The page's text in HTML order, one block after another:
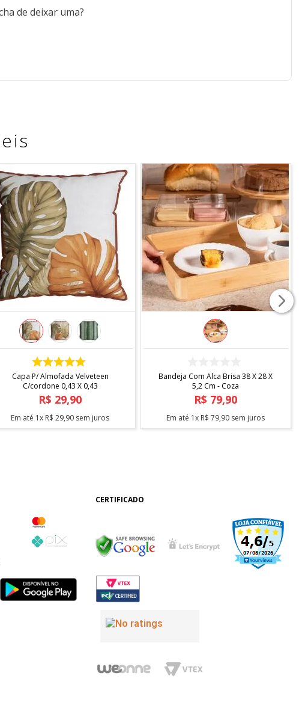
de deixar uma?
COMPRAR
Capa P/ Almofada Velveteen
C/cordone 0,43 X 0,43
R$ 29,90
Em até 1x R$ 29,90 sem juros
Bandeja Com Alca Brisa 38 X 28 X
5,2 Cm - Coza
R$ 79,90
Em até 1x R$ 79,90 sem juros
CERTIFICADO